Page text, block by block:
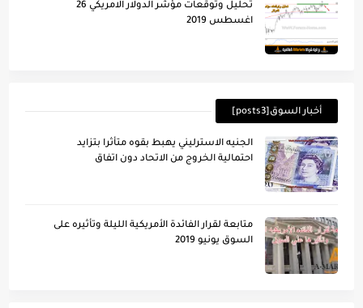
تحليل وتوقعات مؤشر الدولار الامريكي 26
اغسطس 2019
أخبار السوق[posts3]
الجنيه الاسترليني يهبط بقوه متأثرا بتزايد
احتمالية الخروج من الاتحاد دون اتفاق
متابعة لقرار الفائدة الأمريكية الليلة وتأُثيره على
السوق يونيو 2019